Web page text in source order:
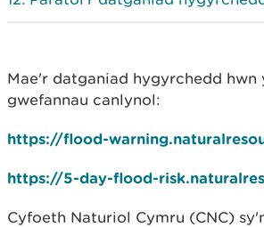
Mae'r datganiad hygyrchedd hwn
gwefannau canlynol:
https://flood-
https://5-day-flood-
Cyfoeth Naturiol Cymru (CNC)